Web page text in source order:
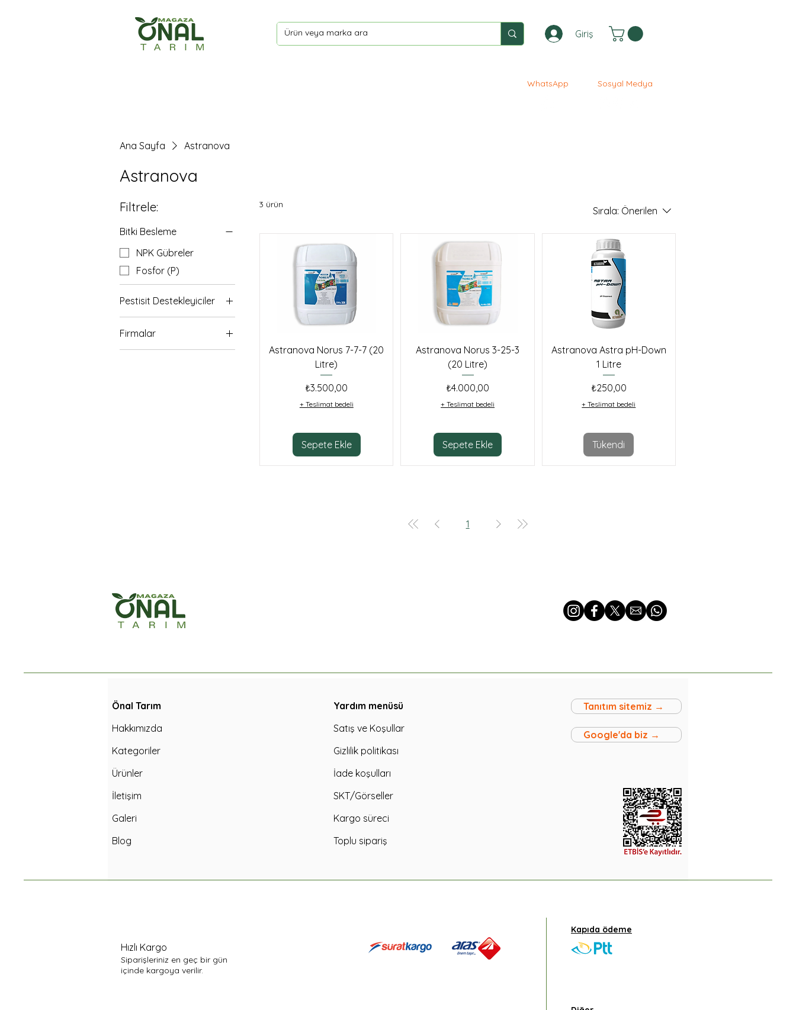
Giriş
WhatsApp Sosyal Medya
Ana Sayfa Astranova
Astranova
Filtrele:
Bitki Besleme
NPK Gübreler
Fosfor (P)
Pestisit Destekleyiciler
Yayıcı Yapıştırıcı - pH
Düşürücü
Firmalar
3 ürün
Sırala: Önerilen
Astranova Norus 7-7-7 (20
Litre)
Fiyat
₺3.500,00
+ Teslimat bedeli
Sepete Ekle
Astranova Norus 3-25-3
(20 Litre)
Fiyat
₺4.000,00
+ Teslimat bedeli
Sepete Ekle
Astranova Astra pH-Down
1 Litre
Fiyat
₺250,00
+ Teslimat bedeli
Tükendi
1
Önal Tarım
Hakkımızda
Kategoriler
Ürünler
İletişim
Galeri
Blog
Yardım menüsü
Satış ve Koşullar
Gizlilik politikası
İade koşulları
SKT/Görseller
Kargo süreci
Toplu sipariş
Tanıtım sitemiz →
Google'da biz →
Hızlı Kargo
Siparişleriniz en geç bir gün
içinde kargoya verilir.
Kapıda ödeme